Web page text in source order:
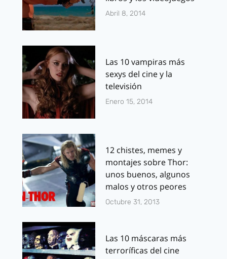
Abril 8, 2014
Las 10 vampiras más
sexys del cine y la
televisión
Enero 15, 2014
12 chistes, memes y
montajes sobre Thor:
unos buenos, algunos
malos y otros peores
Octubre 31, 2013
Las 10 máscaras más
terroríficas del cine